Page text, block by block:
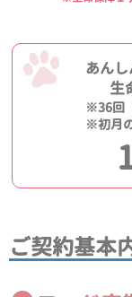
あん
生
※36回
※初月
ご契約基本